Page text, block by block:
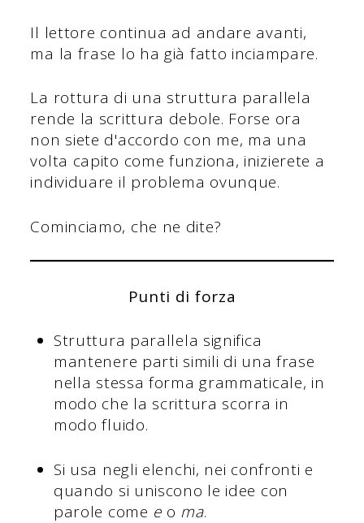
Il lettore continua ad andare avanti,
ma la frase lo ha già fatto inciampare.
La rottura di una struttura parallela
rende la scrittura debole. Forse ora
non siete d'accordo con me, ma una
volta capito come funziona, inizierete a
individuare il problema ovunque.
Cominciamo, che ne dite?
Punti di forza
Struttura parallela significa
mantenere parti simili di una frase
nella stessa forma grammaticale, in
modo che la scrittura scorra in
modo fluido.
Si usa negli elenchi, nei confronti e
quando si uniscono le idee con
parole come e o ma.